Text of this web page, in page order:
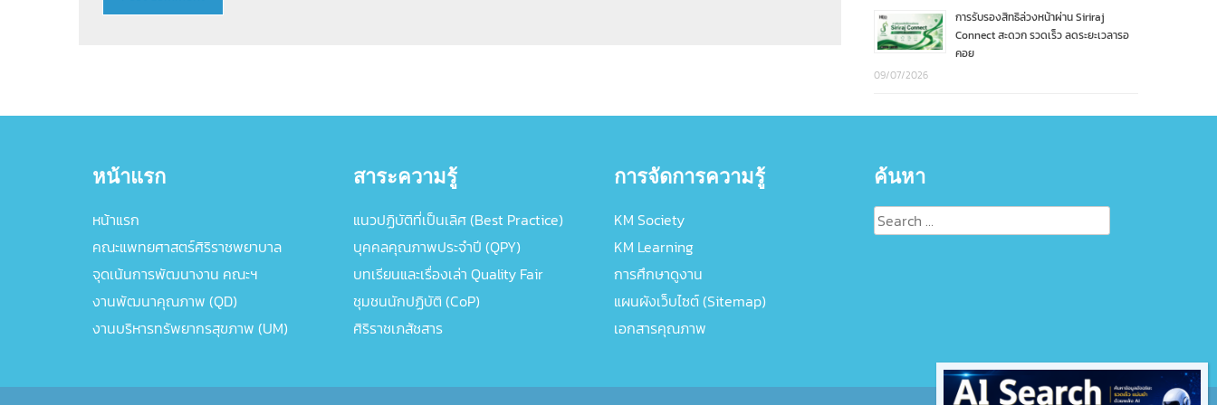
การรับรองสิทธิล่วงหน้าผ่าน Siriraj
Connect สะดวก รวดเร็ว ลดระยะเวลารอ
คอย
09/07/2026
หน้าแรก
หน้าแรก
คณะแพทยศาสตร์ศิริราชพยาบาล
จุดเน้นการพัฒนางาน คณะฯ
งานพัฒนาคุณภาพ (QD)
งานบริหารทรัพยากรสุขภาพ (UM)
สาระความรู้
แนวปฏิบัติที่เป็นเลิศ (Best Practice)
บุคคลคุณภาพประจำปี (QPY)
บทเรียนและเรื่องเล่า Quality Fair
ชุมชนนักปฏิบัติ (CoP)
ศิริราชเภสัชสาร
การจัดการความรู้
KM Society
KM Learning
การศึกษาดูงาน
แผนผังเว็บไซต์ (Sitemap)
เอกสารคุณภาพ
ค้นหา
Search
for: